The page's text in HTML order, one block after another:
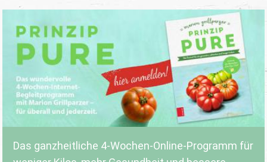
Das ganzheitliche 4-Wochen-Online-Programm für